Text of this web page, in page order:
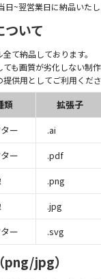
~翌営業日に納品いたし
いて
て納品しております。
も画質が劣化しない制作
供用としてご利用くださ
類
拡張子
ー
.ai
ー
.pdf
.png
.jpg
ー .svg
png/jpg）